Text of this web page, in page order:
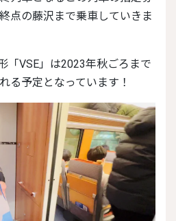
点の藤沢まで乗車していきま
る予定となっています！